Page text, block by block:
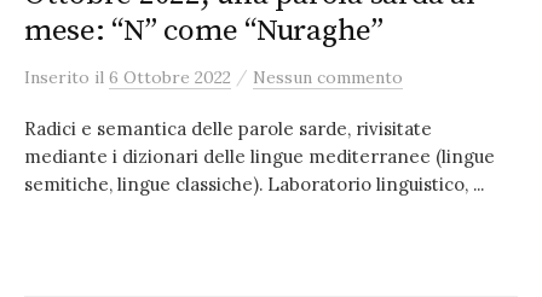
mese: “N” come “Nuraghe”
Inserito il 6 Ottobre 2022 / Nessun commento
Radici e semantica delle parole sarde, rivisitate
mediante i dizionari delle lingue mediterranee (lingue
semitiche, lingue classiche). Laboratorio linguistico, ...